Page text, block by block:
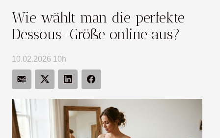
Wie wählt man die perfekte
Dessous-Größe online aus?
10.02.2026 10h